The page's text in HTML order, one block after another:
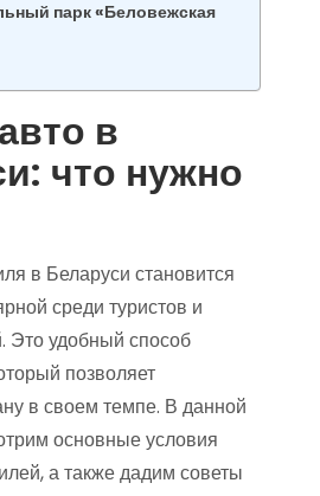
парк «Беловежская
в
что нужно
в Беларуси становится
среди туристов и
Это удобный способ
позволяет
в своем темпе. В данной
основные условия
а также дадим советы